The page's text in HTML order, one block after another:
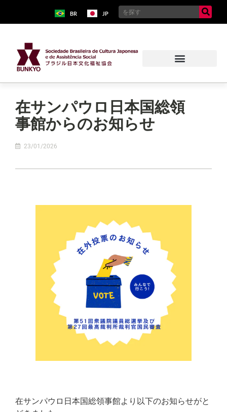
BR JP
在サンパウロ日本国総領
事館からのお知らせ
23/01/2026
在サンパウロ日本国総領事館より以下のお知らせがと